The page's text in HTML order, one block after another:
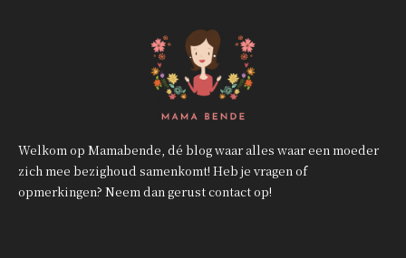
Welkom op Mamabende, dé blog waar alles waar een moeder
zich mee bezighoud samenkomt! Heb je vragen of
opmerkingen? Neem dan gerust contact op!